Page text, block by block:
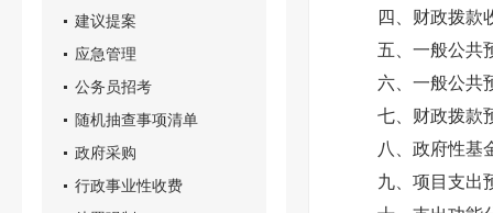
建议提案
应急管理
公务员招考
随机抽查事项清单
政府采购
行政事业性收费
四、财政拨款
五、一般公共
六、一般公共
七、财政拨款
八、政府性基
九、项目支出